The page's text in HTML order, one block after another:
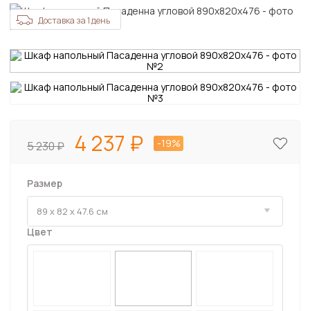
Доставка за 1 день
5 230 4 237 -19%
Размер
Цвет